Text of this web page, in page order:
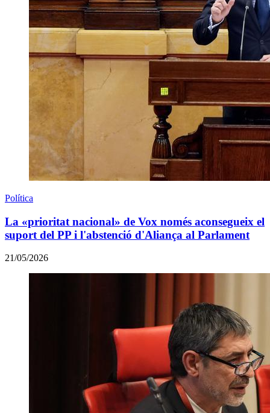
Política
La «prioritat nacional» de Vox només aconsegueix el
suport del PP i l'abstenció d'Aliança al Parlament
21/05/2026